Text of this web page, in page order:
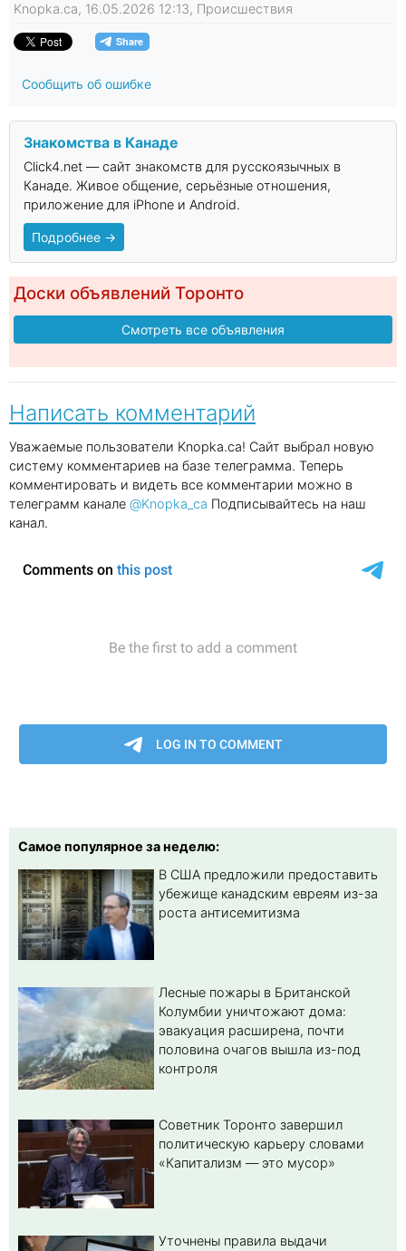
Knopka.ca, 16.05.2026 12:13, Происшествия
Сообщить об ошибке
Знакомства в Канаде
Click4.net — сайт знакомств для русскоязычных в
Канаде. Живое общение, серьёзные отношения,
приложение для iPhone и Android.
Подробнее →
Доски объявлений Торонто
Смотреть все объявления
Написать комментарий
Уважаемые пользователи Knopka.ca! Сайт выбрал новую
систему комментариев на базе телеграмма. Теперь
комментировать и видеть все комментарии можно в
телеграмм канале @Knopka_ca Подписывайтесь на наш
канал.
Самое популярное за неделю:
В США предложили предоставить
убежище канадским евреям из-за
роста антисемитизма
Лесные пожары в Британской
Колумбии уничтожают дома:
эвакуация расширена, почти
половина очагов вышла из-под
контроля
Советник Торонто завершил
политическую карьеру словами
«Капитализм — это мусор»
Уточнены правила выдачи